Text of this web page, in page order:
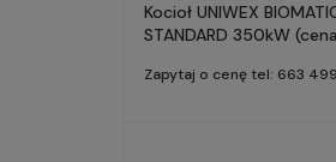
Kocioł UNIWEX
STANDARD 350kW
Zapytaj o cenę tel: 663